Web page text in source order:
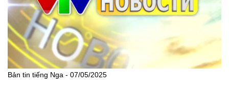
Bản tin tiếng Nga - 07/05/2025